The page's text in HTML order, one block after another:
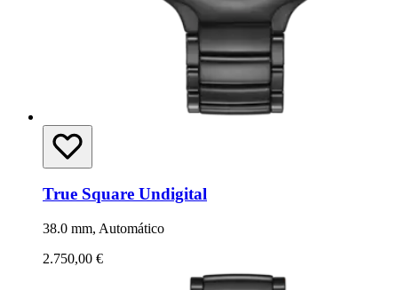
True Square Undigital
38.0 mm, Automático
2.750,00 €